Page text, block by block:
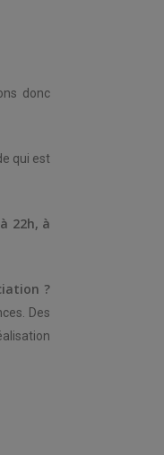
donc
qui est
22h, à
?
Des